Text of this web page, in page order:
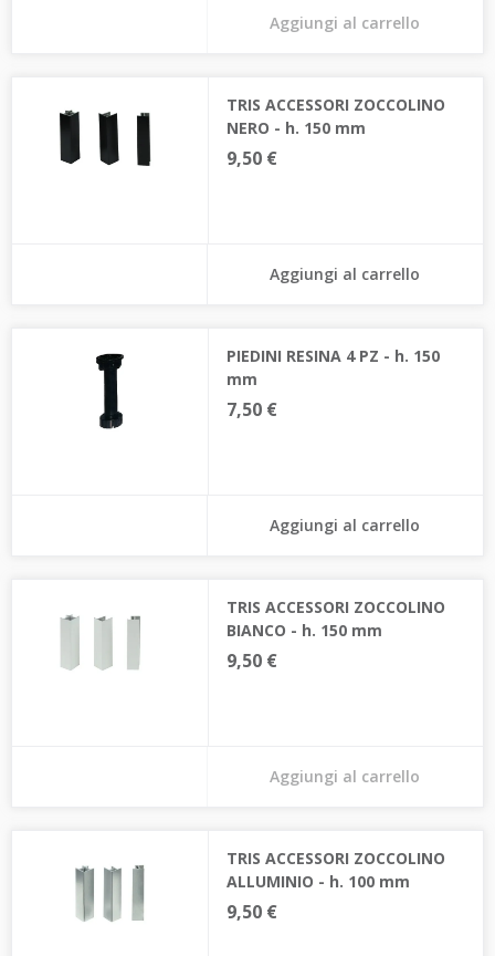
Aggiungi al carrello
TRIS ACCESSORI ZOCCOLINO
NERO - h. 150 mm
9,50 €
Aggiungi al carrello
PIEDINI RESINA 4 PZ - h. 150
mm
7,50 €
Aggiungi al carrello
TRIS ACCESSORI ZOCCOLINO
BIANCO - h. 150 mm
9,50 €
Aggiungi al carrello
TRIS ACCESSORI ZOCCOLINO
ALLUMINIO - h. 100 mm
9,50 €